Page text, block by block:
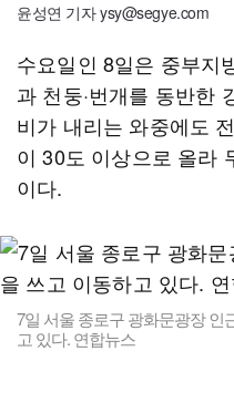
윤성연 기자 ysy@segye.com
수요일인 8일은 중부지
과 천둥·번개를 동반한
비가 내리는 와중에도
이 30도 이상으로 올라
이다.
7일 서울 종로구 광화문광장 인
고 있다. 연합뉴스